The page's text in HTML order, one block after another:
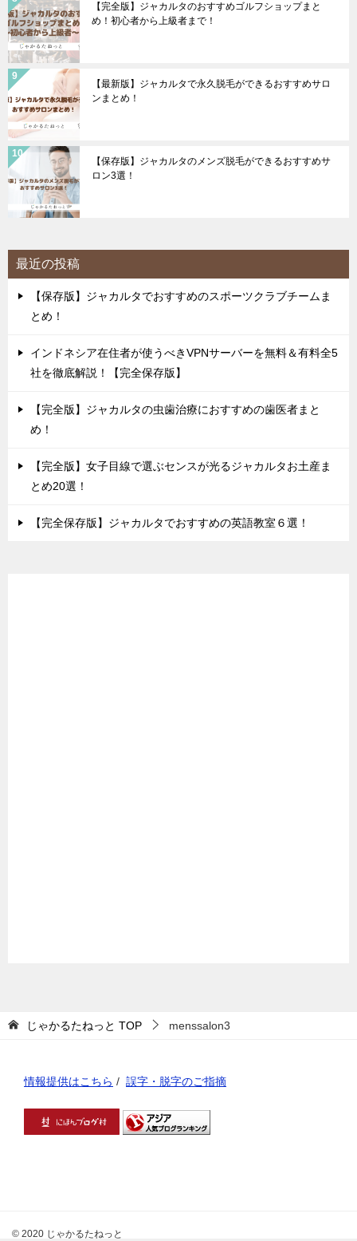
【完全版】ジャカルタのおすすめゴルフショップまと
め！初心者から上級者まで！
【最新版】ジャカルタで永久脱毛ができるおすすめサロ
ンまとめ！
【保存版】ジャカルタのメンズ脱毛ができるおすすめサ
ロン3選！
最近の投稿
【保存版】ジャカルタでおすすめのスポーツクラブチームま
とめ！
インドネシア在住者が使うべきVPNサーバーを無料＆有料全5
社を徹底解説！【完全保存版】
【完全版】ジャカルタの虫歯治療におすすめの歯医者まと
め！
【完全版】女子目線で選ぶセンスが光るジャカルタお土産ま
とめ20選！
【完全保存版】ジャカルタでおすすめの英語教室６選！
じゃかるたねっと TOP menssalon3
情報提供はこちら / 誤字・脱字のご指摘
© 2020 じゃかるたねっと